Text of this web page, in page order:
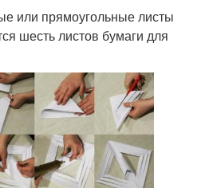
или прямоугольные листы
шесть листов бумаги для